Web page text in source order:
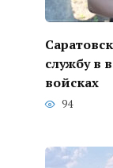
службу в
войсках
94